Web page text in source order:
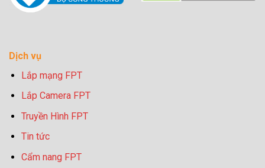
Dịch vụ
Lắp mạng FPT
Lắp Camera FPT
Truyền Hình FPT
Tin tức
Cẩm nang FPT